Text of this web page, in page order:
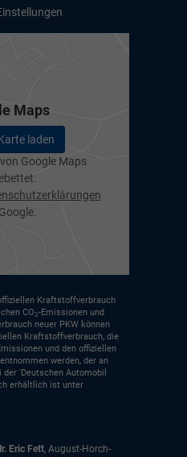
Maps
laden
Google Maps
Kraftstoffverbrauch
CO2-Emissionen und
neuer PKW können
Kraftstoffverbrauch, die
und den offiziellen
werden, der an
'Deutschen Automobil
erhältlich ist unter
Eric Fett August-Horch-